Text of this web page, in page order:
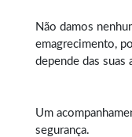
Não damos
emagrecimento,
depende das suas
Um
segurança.